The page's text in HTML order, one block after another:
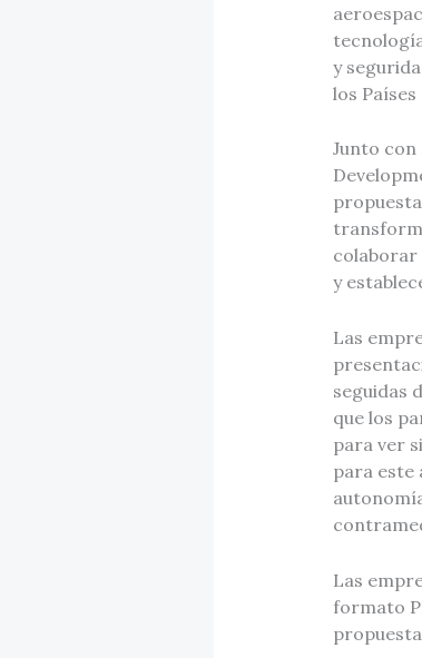
y
los Países
Junto con
colaborar
y
Las
seguidas
que los
para ver
para este
Las
formato